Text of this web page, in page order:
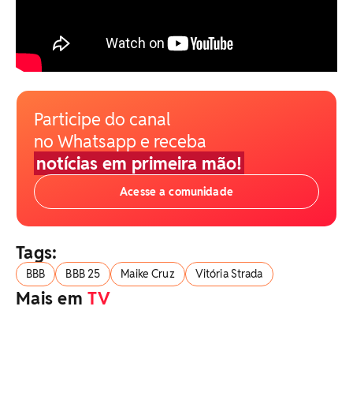
Participe do canal
no Whatsapp e receba
notícias em primeira mão!
Acesse a comunidade
Tags:
BBB BBB 25 Maike Cruz Vitória Strada
Mais emTV